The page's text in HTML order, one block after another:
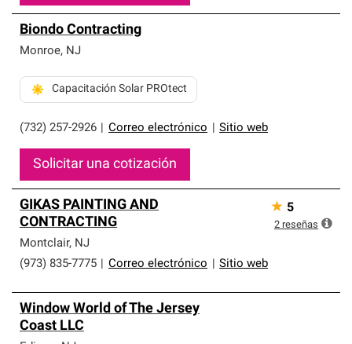
Biondo Contracting
Monroe, NJ
(732) 257-2926 Correo electrónico Sitio web
Capacitación Solar PROtect
Solicitar una cotización
GIKAS PAINTING AND
CONTRACTING
Montclair, NJ
(973) 835-7775
Correo electrónico Sitio web
★ 5
2 reseñas
Window World of The Jersey
Coast LLC